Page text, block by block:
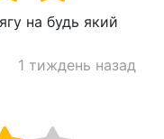
на будь який
1 тиждень назад